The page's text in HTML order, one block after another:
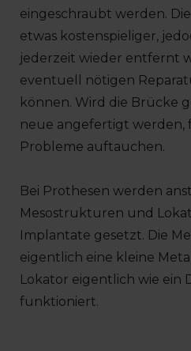
eingeschraubt werden.
etwas kostenspieliger,
jederzeit wieder entfernt
eventuell nötigen
können. Wird die Brücke
neue angefertigt werden,
Probleme auftauchen.
Bei Prothesen werden
Mesostrukturen und
Implantate gesetzt. Die
eigentlich eine kleine
Lokator eigentlich wie ein
funktioniert.